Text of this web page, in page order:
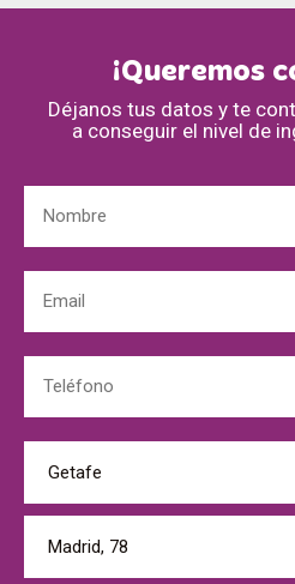
¡Queremos
Déjanos tus datos y te
a conseguir el nivel de